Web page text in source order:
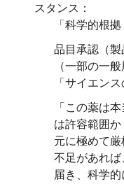
スタンス：
「科学的根
品目承認（
（一部の一
「サイエン
「この薬は
は許容範囲
元に極めて
不足があれ
届き、科学